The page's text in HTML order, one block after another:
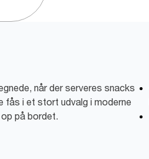
når der serveres snacks
fås i et stort udvalg i moderne
på bordet.